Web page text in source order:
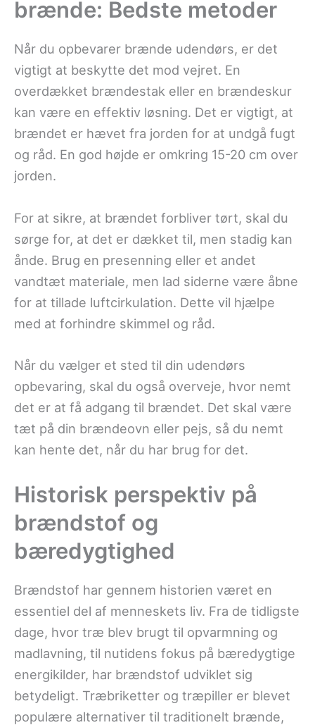
brænde: Bedste metoder
Når du opbevarer brænde udendørs, er det
vigtigt at beskytte det mod vejret. En
overdækket brændestak eller en brændeskur
kan være en effektiv løsning. Det er vigtigt, at
brændet er hævet fra jorden for at undgå fugt
og råd. En god højde er omkring 15-20 cm over
jorden.
For at sikre, at brændet forbliver tørt, skal du
sørge for, at det er dækket til, men stadig kan
ånde. Brug en presenning eller et andet
vandtæt materiale, men lad siderne være åbne
for at tillade luftcirkulation. Dette vil hjælpe
med at forhindre skimmel og råd.
Når du vælger et sted til din udendørs
opbevaring, skal du også overveje, hvor nemt
det er at få adgang til brændet. Det skal være
tæt på din brændeovn eller pejs, så du nemt
kan hente det, når du har brug for det.
Historisk perspektiv på
brændstof og
bæredygtighed
Brændstof har gennem historien været en
essentiel del af menneskets liv. Fra de tidligste
dage, hvor træ blev brugt til opvarmning og
madlavning, til nutidens fokus på bæredygtige
energikilder, har brændstof udviklet sig
betydeligt. Træbriketter og træpiller er blevet
populære alternativer til traditionelt brænde,